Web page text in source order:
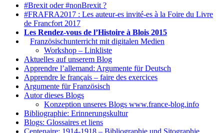
#Brexit oder #nonBrexit ?
#FRAFRA2017 : Les auteur-es invité-es à la Foire du Livre
de Francfort 2017
Les Rendez-vous de l’Histoire à Blois 2015
Französischunterricht mit digitalen Medien
Workshop – Linkliste
Aktuelles auf unserem Blog
Apprendre l’allemand: Argumente für Deutsch
Apprendre le français – faire des exercices
Argumente für Französisch
Autor dieses Blogs
Konzeption unseres Blogs www.france-blog.info
Bibliographie: Erinnerungskultur
Blogs: Glossaires et liens
Centenaire: 1914-1918 – Bibliographie und Sitographie